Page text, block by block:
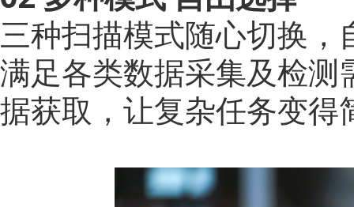
三种扫描模式随心切换
满足各类数据采集及检
据获取 ， 让复杂任务变得